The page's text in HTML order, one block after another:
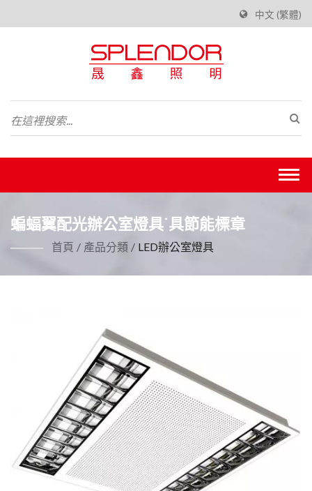
中文 (繁體)
蝙蝠翼配光辦公室燈具˙具節能標章
首頁 / 產品分類 / LED辦公室燈具